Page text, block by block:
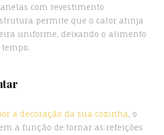
com revestimento
permite que o calor atinja
uniforme, deixando o alimento
a decoração da sua cozinha
, o
a função de tornar as refeições